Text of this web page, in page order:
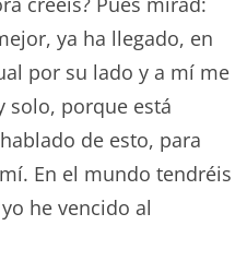
ya ha llegado, en
por su lado y a mí me
solo, porque está
de esto, para
En el mundo tendréis
he vencido al